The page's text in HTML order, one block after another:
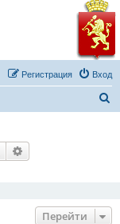
Вход
Регистрация
Поиск
Перейти